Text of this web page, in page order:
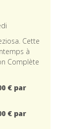
Cette
à
Complète
€ par
€ par